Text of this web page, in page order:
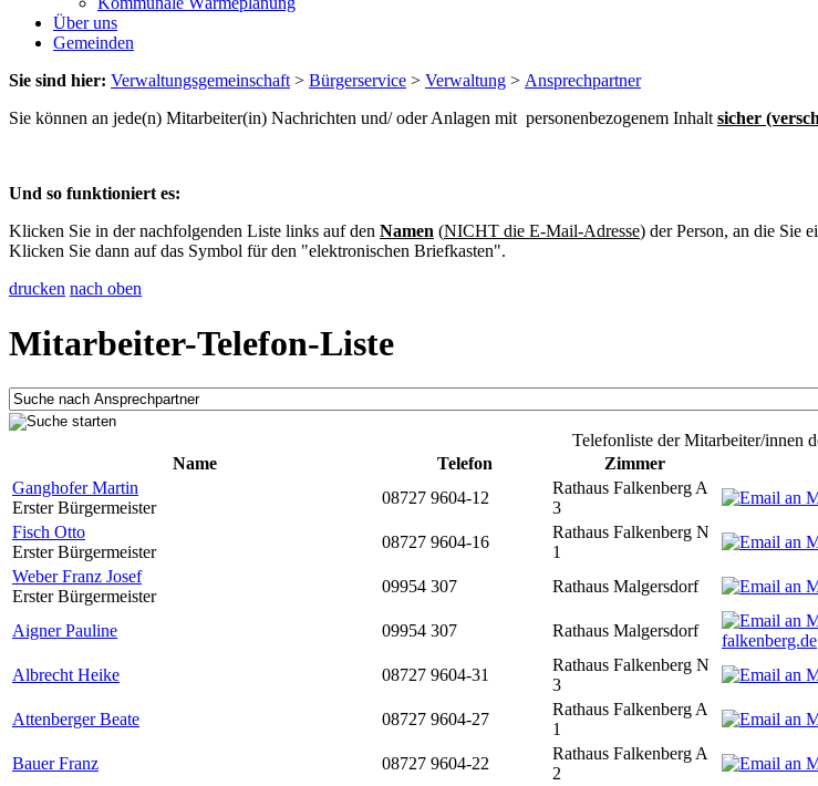
Über uns
Gemeinden
Sie sind hier: Verwaltungsgemeinschaft > Bürgerservice > Verwaltung > Ansprechpartner
Sie können an jede(n) Mitarbeiter(in) Nachrichten und/ oder Anlagen mit personenbezogenem Inhalt sicher
Und so funktioniert es:
Klicken Sie in der nachfolgenden Liste links auf den Namen (NICHT die E-Mail-Adresse) der Person, an die Sie
Klicken Sie dann auf das Symbol für den "elektronischen Briefkasten".
drucken nach oben
Mitarbeiter-Telefon-Liste
Telefonliste der Mitarbeiter/innen
Name
Telefon Zimmer
Ganghofer Martin
Erster Bürgermeister
08727 9604-12
Rathaus Falkenberg A
3
Fisch Otto
Erster Bürgermeister
08727 9604-16
Rathaus Falkenberg N
1
Weber Franz Josef
Erster Bürgermeister
09954 307 Rathaus Malgersdorf
Aigner Pauline 09954 307 Rathaus Malgersdorf
falkenberg.de
Albrecht Heike
08727 9604-31
Rathaus Falkenberg N
3
Attenberger Beate 08727 9604-27
Rathaus Falkenberg A
1
Bauer Franz 08727 9604-22
Rathaus Falkenberg A
2